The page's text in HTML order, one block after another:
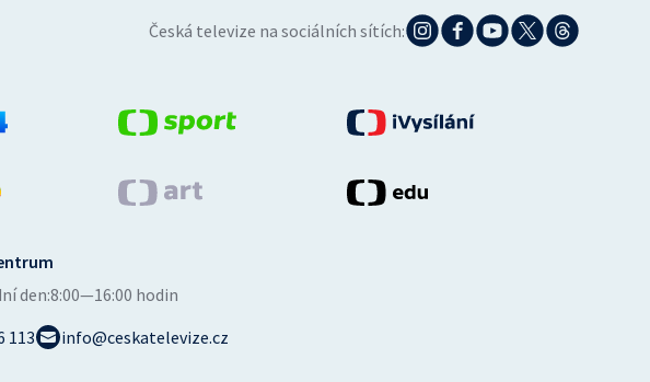
Česká televize na sociálních sítích:
den:8:00—16:00 hodin
113
info@ceskatelevize.cz